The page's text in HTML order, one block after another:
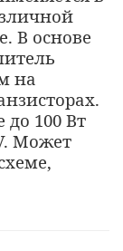
В основе
на
100 Вт
Может